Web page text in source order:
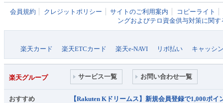
会員規約 クレジットポリシー サイトのご利用案内
コピーライト
ングおよびテロ資金供与対策に関
楽天カード
楽天ETCカード 楽天e-NAVI リボ払い キャッシ
楽天グループ サービス一覧 お問い合わせ一覧
おすすめ 【Rakuten Kドリームス】新規会員登録で1,000ポイ